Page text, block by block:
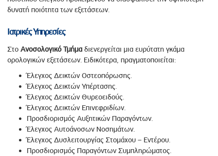
δυνατή ποιότητα των εξετάσεων.
Ιατρικές Υπηρεσίες
Στο Ανοσολογικό Τμήμα διενεργείται μια ευρύτατη γκάμα
ορολογικών εξετάσεων. Ειδικότερα, πραγματοποιείται:
Έλεγχος Δεικτών Οστεοπόρωσης.
Έλεγχος Δεικτών Υπέρτασης.
Έλεγχος Δεικτών Θυρεοειδούς.
Έλεγχος Δεικτών Επινεφριδίων.
Προσδιορισμός Αυξητικών Παραγόντων.
Έλεγχος Αυτοάνοσων Νοσημάτων.
Έλεγχος Δυσλειτουργίας Στομάχου – Εντέρου.
Προσδιορισμός Παραγόντων Συμπληρώματος.